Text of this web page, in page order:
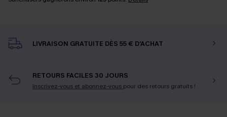
LIVRAISON GRATUITE DÈS 55 € D'ACHAT
RETOURS FACILES 30 JOURS
Inscrivez-vous et abonnez-vous pour des retours gratuits !